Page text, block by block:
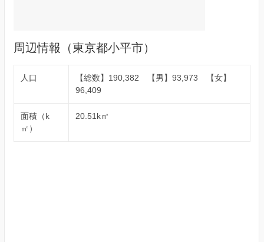
周辺情報（東京都小平市）
人口
【総数】190,382 【男】93,973 【女】
96,409
面積（k
㎡）
20.51k㎡